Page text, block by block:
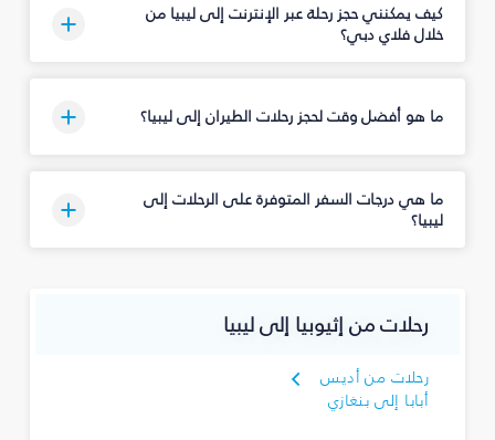
كيف يمكنني حجز رحلة عبر الإنترنت إلى ليبيا من
خلال فلاي دبي؟
ما هو أفضل وقت لحجز رحلات الطيران إلى ليبيا؟
ما هي درجات السفر المتوفرة على الرحلات إلى
ليبيا؟
رحلات من إثيوبيا إلى ليبيا
رحلات من أديس
أبابا إلى بنغازي